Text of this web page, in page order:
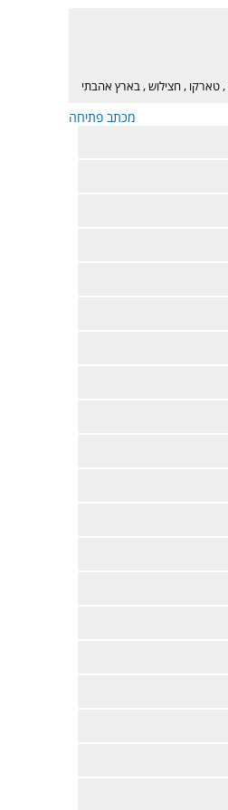
,טארקו ,חצילוש,בארץ אהבתי
מכתב פתיחה